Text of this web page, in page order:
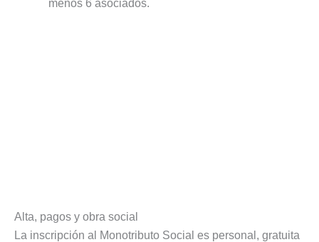
menos 6 asociados.
Alta, pagos y obra social
La inscripción al Monotributo Social es personal, gratuita